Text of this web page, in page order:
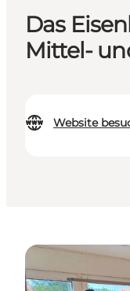
Das
Mittel-
Website